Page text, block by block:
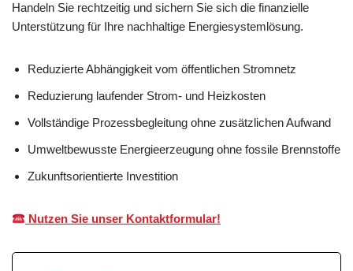
Handeln Sie rechtzeitig und sichern Sie sich die finanzielle
Unterstützung für Ihre nachhaltige Energiesystemlösung.
Reduzierte Abhängigkeit vom öffentlichen Stromnetz
Reduzierung laufender Strom- und Heizkosten
Vollständige Prozessbegleitung ohne zusätzlichen Aufwand
Umweltbewusste Energieerzeugung ohne fossile Brennstoffe
Zukunftsorientierte Investition
Nutzen Sie unser Kontaktformular!